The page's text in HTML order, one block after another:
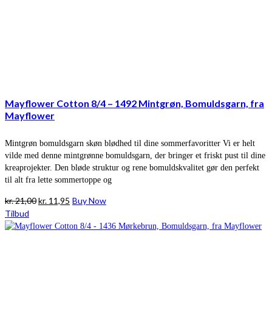
Mayflower Cotton 8/4 – 1492 Mintgrøn, Bomuldsgarn, fra
Mayflower
Mintgrøn bomuldsgarn skøn blødhed til dine sommerfavoritter Vi er helt
vilde med denne mintgrønne bomuldsgarn, der bringer et friskt pust til dine
kreaprojekter. Den bløde struktur og rene bomuldskvalitet gør den perfekt
til alt fra lette sommertoppe og
kr.21,00Den
pris
kr. 11,95 Den
pris
Buy Now
Tilbud